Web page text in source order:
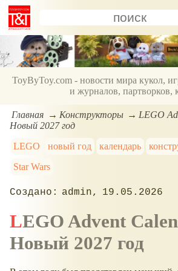
ToyByToy.com - новости мира кукол,
и журналов, партворков,
Главная Конструкторы
LEGO
Новый 2027 год
LEGO
новый год календарь
Star Wars
admin 19.05.2026
LEGO Advent Calendars на
Новый 2027 год